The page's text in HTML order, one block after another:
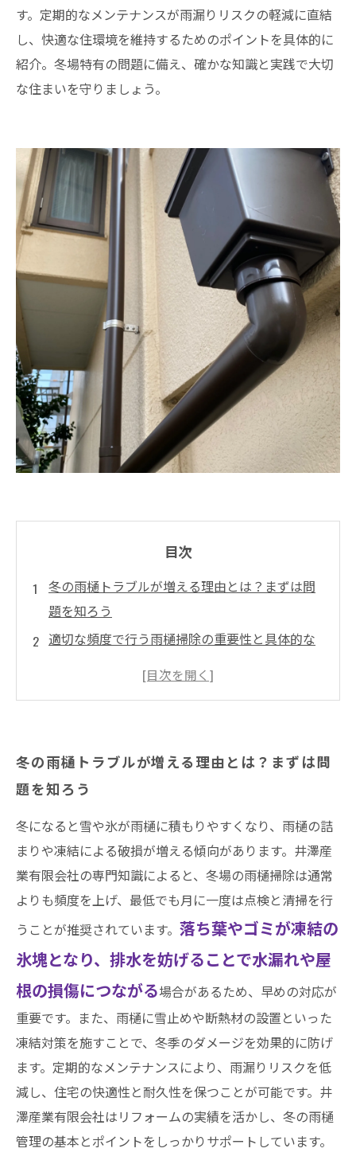
す。定期的なメンテナンスが雨漏りリスクの軽減に直結
し、快適な住環境を維持するためのポイントを具体的に
紹介。冬場特有の問題に備え、確かな知識と実践で大切
な住まいを守りましょう。
目次
冬の雨樋トラブルが増える理由とは？まずは問
題を知ろう
適切な頻度で行う雨樋掃除の重要性と具体的な
ための総まとめ
冬季雨樋管理を怠ると起こるリスクとその対処
法
実践して安心！凍結防止と雨樋掃除で快適な冬
の暮らしを守ろう
まとめ
井澤産業有限会社│ 熱田区・南区・瑞穂区・港
区・中川区など名古屋市内および愛知県での施
工実績はこちら
冬の雨樋トラブルが増える理由とは？まずは問
題を知ろう
冬になると雪や氷が雨樋に積もりやすくなり、雨樋の詰
まりや凍結による破損が増える傾向があります。井澤産
業有限会社の専門知識によると、冬場の雨樋掃除は通常
よりも頻度を上げ、最低でも月に一度は点検と清掃を行
うことが推奨されています。 落ち葉やゴミが凍結の
氷塊となり、排水を妨げることで水漏れや屋
根の損傷につながる場合があるため、早めの対応が
重要です。また、雨樋に雪止めや断熱材の設置といった
凍結対策を施すことで、冬季のダメージを効果的に防げ
ます。定期的なメンテナンスにより、雨漏りリスクを低
減し、住宅の快適性と耐久性を保つことが可能です。井
澤産業有限会社はリフォームの実績を活かし、冬の雨樋
管理の基本とポイントをしっかりサポートしています。